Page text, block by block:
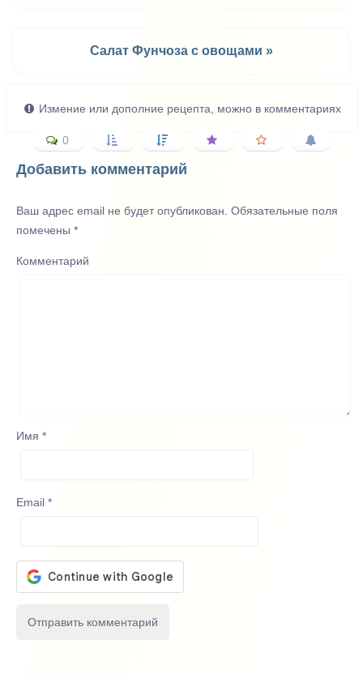
Салат Фунчоза с овощами »
Измение или дополние рецепта, можно в комментариях
0
Добавить комментарий
Ваш адрес email не будет опубликован. Обязательные поля
помечены *
Комментарий
Имя *
Email *